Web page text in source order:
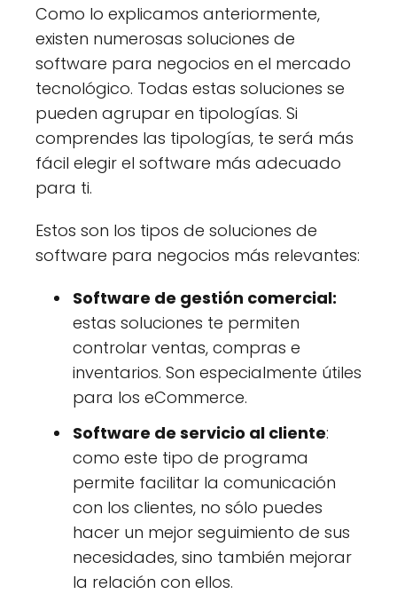
Como lo explicamos anteriormente,
existen numerosas soluciones de
software para negocios en el mercado
tecnológico. Todas estas soluciones se
pueden agrupar en tipologías. Si
comprendes las tipologías, te será más
fácil elegir el software más adecuado
para ti.
Estos son los tipos de soluciones de
software para negocios más relevantes:
Software de gestión comercial:
estas soluciones te permiten
controlar ventas, compras e
inventarios. Son especialmente útiles
para los eCommerce.
Software de servicio al cliente:
como este tipo de programa
permite facilitar la comunicación
con los clientes, no sólo puedes
hacer un mejor seguimiento de sus
necesidades, sino también mejorar
la relación con ellos.